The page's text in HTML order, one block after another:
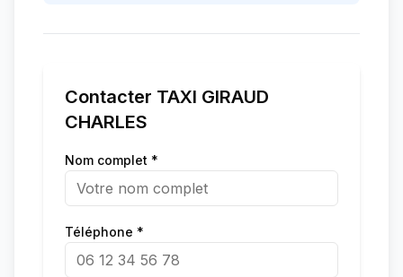
Contacter TAXI GIRAUD
CHARLES
Nom complet *
Téléphone *